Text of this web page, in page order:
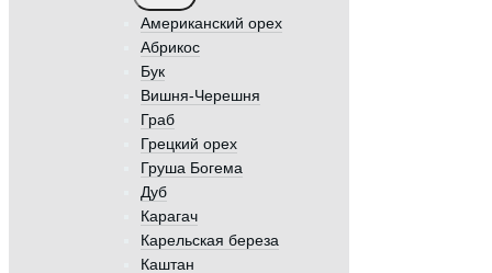
Американский орех
Абрикос
Бук
Вишня-Черешня
Граб
Грецкий орех
Груша Богема
Дуб
Карагач
Карельская береза
Каштан